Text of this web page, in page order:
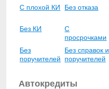
С плохой КИ
Без отказа
Без КИ
С
просрочками
Без
поручителей
Без справок и
поручителей
Автокредиты